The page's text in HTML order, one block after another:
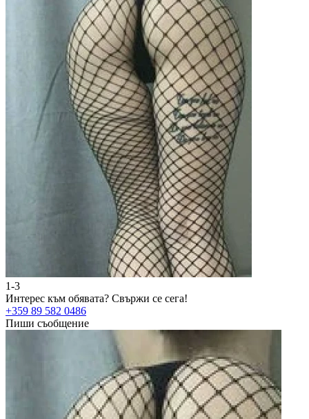
1-3
Интерес към обявата? Свържи се сега!
+359 89 582 0486
Пиши съобщение